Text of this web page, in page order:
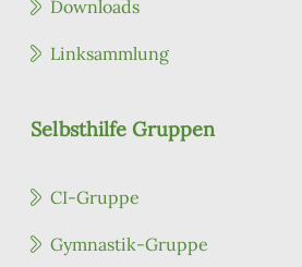
Downloads
Linksammlung
Selbsthilfe Gruppen
CI-Gruppe
Gymnastik-Gruppe